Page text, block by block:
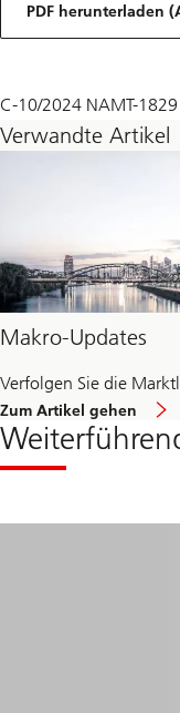
PDF herunterladen
macro
C-10/2024 NAMT-1829
Verwandte Artikel
Makro-Updates
Verfolgen Sie die
Zum Artikel gehen